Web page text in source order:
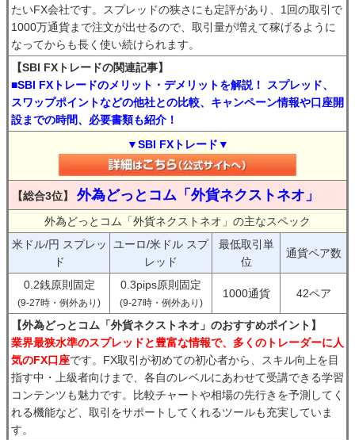
たいFX会社です。スプレッドの狭さにも定評があり、1回の取引で
1000万通貨まで注文が出せるので、取引量が増えて稼げるように
なってからも長く使い続けられます。
【SBI FXトレードの関連記事】
■SBI FXトレードのメリット・デメリットを解説！ スプレッド、
スワップポイントなどの他社との比較、キャンペーン情報や口座開
設までの時間、必要書類も紹介！
▼SBI FXトレード▼
【総合3位】 外為どっとコム「外貨ネクストネオ」
外為どっとコム「外貨ネクストネオ」の主なスペック
米ドル/円 スプレッ
ド
ユーロ/米ドル スプ
レッド
最低取引単
位
通貨ペア数
0.2銭原則固定
(9-27時・例外あり)
0.3pips原則固定
(9-27時・例外あり)
1000通貨 42ペア
【外為どっとコム「外貨ネクストネオ」のおすすめポイント】
業界最狭水準のスプレッドと豊富な情報で、多くのトレーダーに人
気のFX口座です。FX取引が初めての初心者から、スキル向上を目
指す中・上級者向けまで、各自のレベルにあわせて受講できる学習
コンテンツも魅力です。比較チャートや相場の先行きを予測してく
れる機能など、取引をサポートしてくれるツールも充実していま
す。